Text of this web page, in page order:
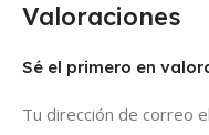
Valoraciones
Sé el primero en
Tu dirección de correo